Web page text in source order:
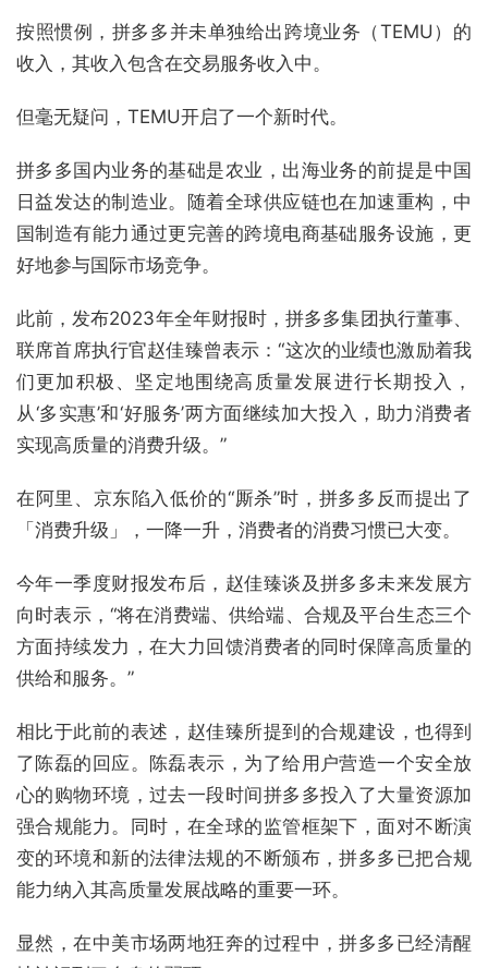
按照惯例，拼多多并未单独给出跨境业务（TEMU）的
收入，其收入包含在交易服务收入中。
但毫无疑问，TEMU开启了一个新时代。
拼多多国内业务的基础是农业，出海业务的前提是中国
日益发达的制造业。随着全球供应链也在加速重构，中
国制造有能力通过更完善的跨境电商基础服务设施，更
好地参与国际市场竞争。
此前，发布2023年全年财报时，拼多多集团执行董事、
联席首席执行官赵佳臻曾表示：“这次的业绩也激励着我
们更加积极、坚定地围绕高质量发展进行长期投入，
从‘多实惠’和‘好服务’两方面继续加大投入，助力消费者
实现高质量的消费升级。”
在阿里、京东陷入低价的“厮杀”时，拼多多反而提出了
「消费升级」，一降一升，消费者的消费习惯已大变。
今年一季度财报发布后，赵佳臻谈及拼多多未来发展方
向时表示，“将在消费端、供给端、合规及平台生态三个
方面持续发力，在大力回馈消费者的同时保障高质量的
供给和服务。”
相比于此前的表述，赵佳臻所提到的合规建设，也得到
了陈磊的回应。陈磊表示，为了给用户营造一个安全放
心的购物环境，过去一段时间拼多多投入了大量资源加
强合规能力。同时，在全球的监管框架下，面对不断演
变的环境和新的法律法规的不断颁布，拼多多已把合规
能力纳入其高质量发展战略的重要一环。
显然，在中美市场两地狂奔的过程中，拼多多已经清醒